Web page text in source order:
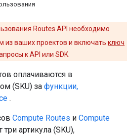
Routes API необходимо
из ваших проектов и включать ключ
к API или SDK.
оплачиваются в
(SKU) за функции,
.
Compute Routes и Compute
три артикула (SKU),